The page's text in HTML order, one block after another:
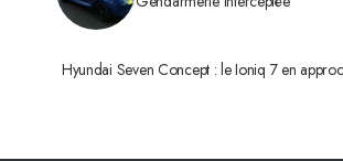
Hyundai Seven Concept : le Ioniq 7 en